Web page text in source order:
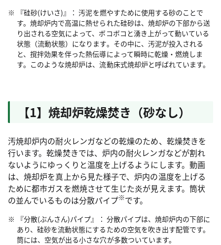
『硅砂(けいさ)』： 汚泥を燃やすために使用する砂のことで
す。焼却炉内で高温に熱せられた硅砂は、焼却炉の下部から送
り出される空気によって、ボコボコと湧き上がって動いている
状態（流動状態）になります。その中に、汚泥が投入される
と、撹拌効果を伴った熱伝導によって瞬時に乾燥・燃焼しま
す。このような焼却炉は、流動床式焼却炉と呼ばれています。
【1】焼却炉乾燥焚き（砂なし）
汚焼却炉内の耐火レンガなどの乾燥のため、乾燥焚きを
行います。乾燥焚きでは、炉内の耐火レンガなどが割れ
ないようにゆっくりと温度を上げるようにします。動画
は、焼却炉を真上から見た様子で、炉内の温度を上げる
ために都市ガスを燃焼させて生じた炎が見えます。筒状
の並んでいるものは分散パイプ※です。
『分散(ぶんさん)パイプ』： 分散パイプは、焼却炉内の下部に
あり、硅砂を流動状態にするための空気を吹き出す配管です。
筒には、空気が出る小さな穴が多数ついています。